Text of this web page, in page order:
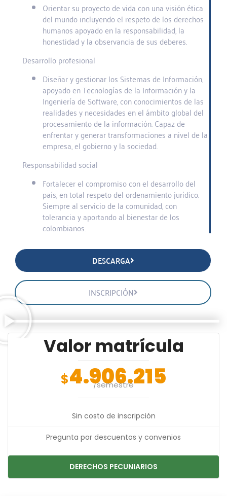
Orientar su proyecto de vida con una visión ética
del mundo incluyendo el respeto de los derechos
humanos apoyado en la responsabilidad, la
honestidad y la observancia de sus deberes.
Desarrollo profesional
Diseñar y gestionar los Sistemas de Información,
apoyado en Tecnologías de la Información y la
Ingeniería de Software, con conocimientos de las
realidades y necesidades en el ámbito global del
procesamiento de la información. Capaz de
enfrentar y generar transformaciones a nivel de la
empresa, el gobierno y la sociedad.
Responsabilidad social
Fortalecer el compromiso con el desarrollo del
país, en total respeto del ordenamiento jurídico.
Siempre al servicio de la comunidad, con
tolerancia y aportando al bienestar de los
colombianos.
DESCARGA
INSCRIPCIÓN
Valor matrícula
$4.906.215
/semestre
Sin costo de inscripción
Pregunta por descuentos y convenios
DERECHOS PECUNIARIOS